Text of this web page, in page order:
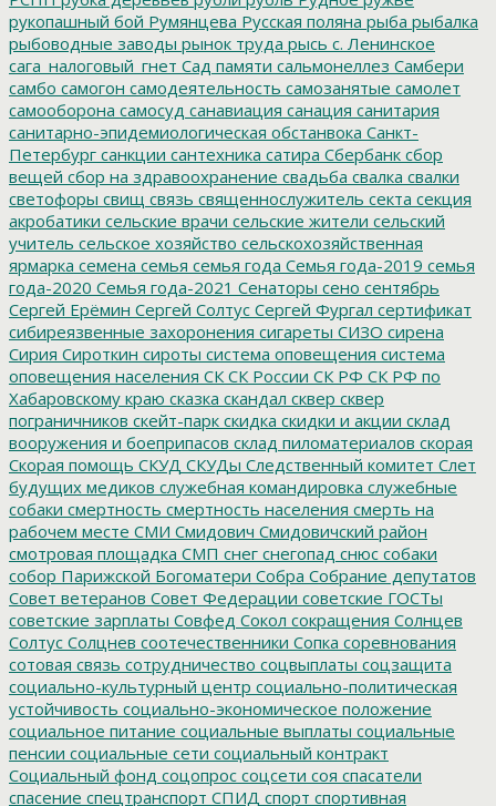
рукопашный бой Румянцева Русская поляна рыба рыбалка
рыбоводные заводы рынок труда рысь с. Ленинское
сага_налоговый_гнет Сад памяти сальмонеллез Самбери
самбо самогон самодеятельность самозанятые самолет
самооборона самосуд санавиация санация санитария
санитарно-эпидемиологическая обстанвока Санкт-
Петербург санкции сантехника сатира Сбербанк сбор
вещей сбор на здравоохранение свадьба свалка свалки
светофоры свищ связь священнослужитель секта секция
акробатики сельские врачи сельские жители сельский
учитель сельское хозяйство сельскохозяйственная
ярмарка семена семья семья года Семья года-2019 семья
года-2020 Семья года-2021 Сенаторы сено сентябрь
Сергей Ерёмин Сергей Солтус Сергей Фургал сертификат
сибиреязвенные захоронения сигареты СИЗО сирена
Сирия Сироткин сироты система оповещения система
оповещения населения СК СК России СК РФ СК РФ по
Хабаровскому краю сказка скандал сквер сквер
пограничников скейт-парк скидка скидки и акции склад
вооружения и боеприпасов склад пиломатериалов скорая
Скорая помощь СКУД СКУДы Следственный комитет Слет
будущих медиков служебная командировка служебные
собаки смертность смертность населения смерть на
рабочем месте СМИ Смидович Смидовичский район
смотровая площадка СМП снег снегопад снюс собаки
собор Парижской Богоматери Собра Собрание депутатов
Совет ветеранов Совет Федерации советские ГОСТы
советские зарплаты Совфед Сокол сокращения Солнцев
Солтус Солцнев соотечественники Сопка соревнования
сотовая связь сотрудничество соцвыплаты соцзащита
социально-культурный центр социально-политическая
устойчивость социально-экономическое положение
социальное питание социальные выплаты социальные
пенсии социальные сети социальный контракт
Социальный фонд соцопрос соцсети соя спасатели
спасение спецтранспорт СПИД спорт спортивная